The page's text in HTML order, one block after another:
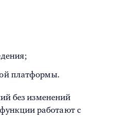
платформы.
без изменений
работают с